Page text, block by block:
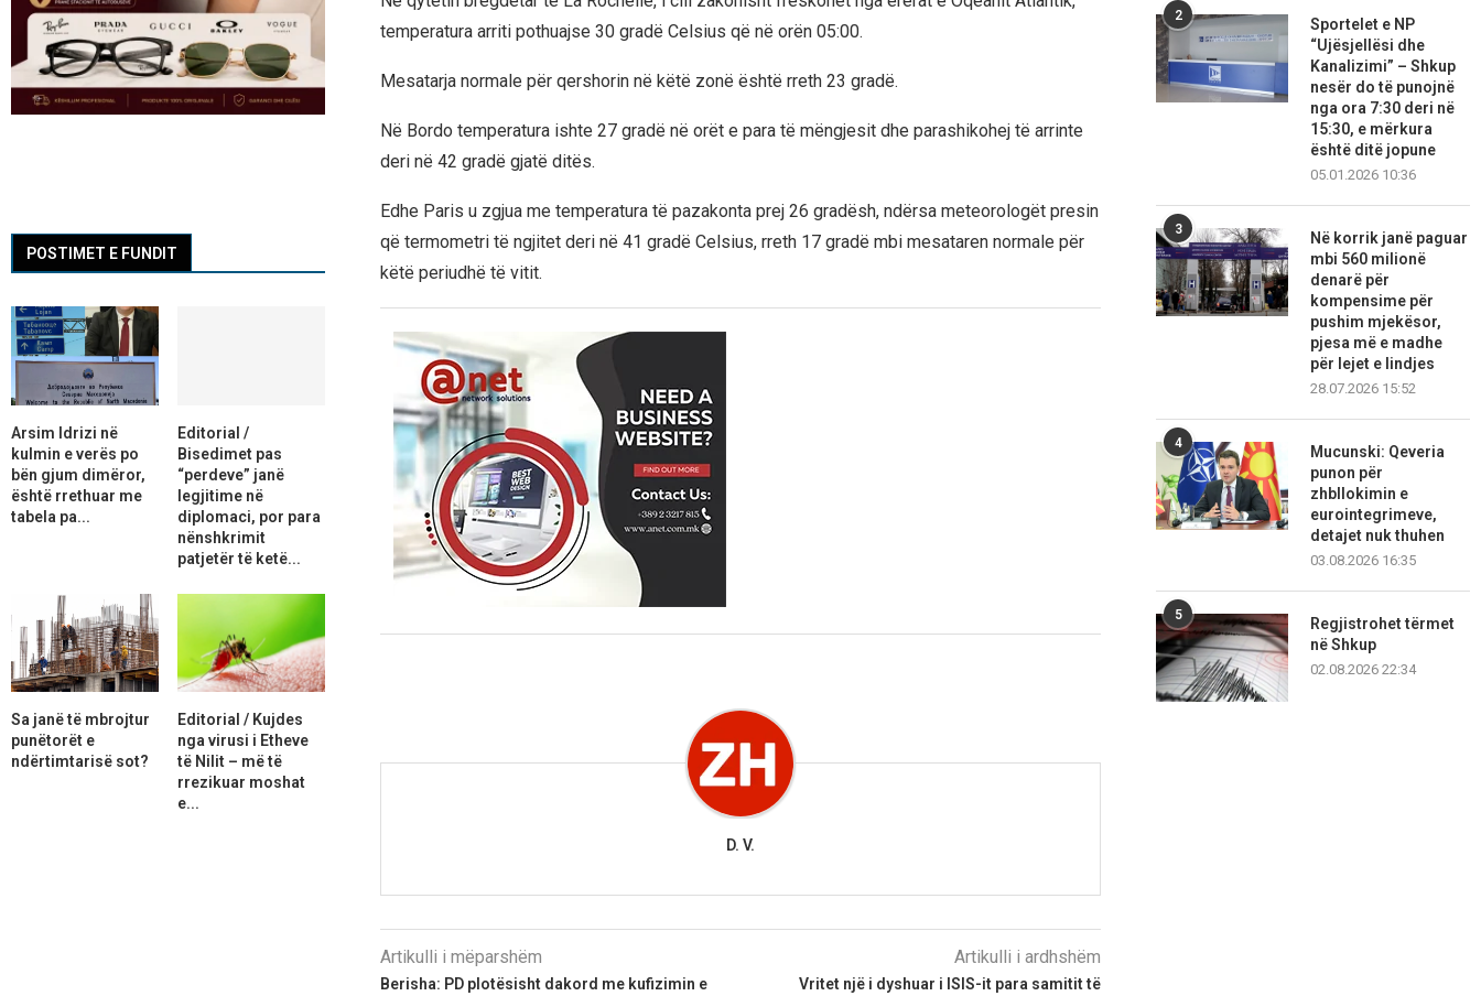
temperatura arriti pothuajse 30 gradë Celsius që në orën 05:00.
Mesatarja normale për qershorin në këtë zonë është rreth 23 gradë.
Në Bordo temperatura ishte 27 gradë në orët e para të mëngjesit dhe parashikohej të arrinte
deri në 42 gradë gjatë ditës.
Edhe Paris u zgjua me temperatura të pazakonta prej 26 gradësh, ndërsa meteorologët presin
që termometri të ngjitet deri në 41 gradë Celsius, rreth 17 gradë mbi mesataren normale për
këtë periudhë të vitit.
D. V.
Artikulli i mëparshëm
Berisha: PD plotësisht dakord me kufizimin e
Artikulli i ardhshëm
Vritet një i dyshuar i ISIS-it para samitit të
2
Sportelet e NP
“Ujësjellësi dhe
Kanalizimi” – Shkup
nesër do të punojnë
nga ora 7:30 deri në
15:30, e mërkura
është ditë jopune
05.01.2026 10:36
3
Në korrik janë paguar
mbi 560 milionë
denarë për
kompensime për
pushim mjekësor,
pjesa më e madhe
për lejet e lindjes
28.07.2026 15:52
4
Mucunski: Qeveria
punon për
zhbllokimin e
eurointegrimeve,
detajet nuk thuhen
03.08.2026 16:35
5
Regjistrohet tërmet
në Shkup
02.08.2026 22:34
POSTIMET E FUNDIT
Arsim Idrizi në
kulmin e verës po
bën gjum dimëror,
është rrethuar me
tabela pa...
Editorial /
Bisedimet pas
“perdeve” janë
legjitime në
diplomaci, por para
nënshkrimit
patjetër të ketë...
Sa janë të mbrojtur
punëtorët e
ndërtimtarisë sot?
Editorial / Kujdes
nga virusi i Etheve
të Nilit – më të
rrezikuar moshat
e...